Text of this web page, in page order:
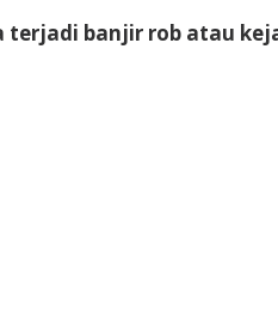
terjadi banjir rob atau